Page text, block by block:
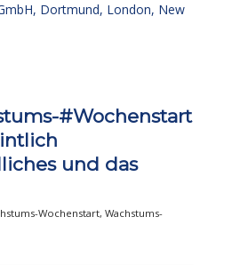
Dortmund, London, New
#Wochenstart
und das
Wochenstart, Wachstums-